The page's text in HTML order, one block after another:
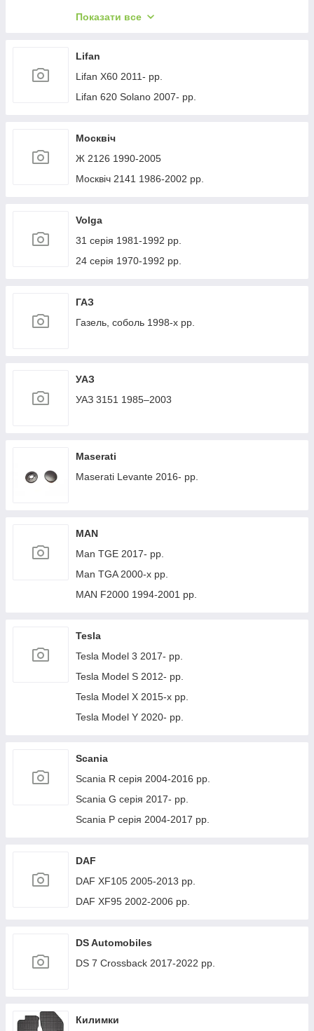
Jaguar XF 2016- рр.
Jaguar XJ 2010-хв.
Показати все
Lifan
Lifan X60 2011- рр.
Lifan 620 Solano 2007- рр.
Москвіч
Ж 2126 1990-2005
Москвіч 2141 1986-2002 рр.
Volga
31 серія 1981-1992 рр.
24 серія 1970-1992 рр.
ГАЗ
Газель, соболь 1998-х рр.
УАЗ
УАЗ 3151 1985–2003
Maserati
Maserati Levante 2016- рр.
MAN
Man TGE 2017- рр.
Man TGA 2000-х рр.
MAN F2000 1994-2001 рр.
Tesla
Tesla Model 3 2017- рр.
Tesla Model S 2012- рр.
Tesla Model X 2015-х рр.
Tesla Model Y 2020- рр.
Scania
Scania R серія 2004-2016 рр.
Scania G серія 2017- рр.
Scania P серія 2004-2017 рр.
DAF
DAF XF105 2005-2013 рр.
DAF XF95 2002-2006 рр.
DS Automobiles
DS 7 Crossback 2017-2022 рр.
Килимки